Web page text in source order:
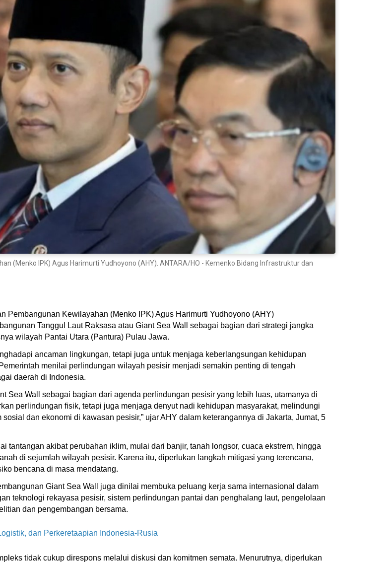
(Menko IPK) Agus Harimurti Yudhoyono (AHY). ANTARA/HO - Kemenko Bidang Infrastruktur dan
Pembangunan Kewilayahan (Menko IPK) Agus Harimurti Yudhoyono (AHY)
Tanggul Laut Raksasa atau Giant Sea Wall sebagai bagian dari strategi jangka
wilayah Pantai Utara (Pantura) Pulau Jawa.
ancaman lingkungan, tetapi juga untuk menjaga keberlangsungan kehidupan
menilai perlindungan wilayah pesisir menjadi semakin penting di tengah
daerah di Indonesia.
Sea Wall sebagai bagian dari agenda perlindungan pesisir yang lebih luas, utamanya di
perlindungan fisik, tetapi juga menjaga denyut nadi kehidupan masyarakat, melindungi
dan ekonomi di kawasan pesisir,” ujar AHY dalam keterangannya di Jakarta, Jumat, 5
tantangan akibat perubahan iklim, mulai dari banjir, tanah longsor, cuaca ekstrem, hingga
di sejumlah wilayah pesisir. Karena itu, diperlukan langkah mitigasi yang terencana,
bencana di masa mendatang.
Giant Sea Wall juga dinilai membuka peluang kerja sama internasional dalam
teknologi rekayasa pesisir, sistem perlindungan pantai dan penghalang laut, pengelolaan
dan pengembangan bersama.
dan Perkeretaapian Indonesia-Rusia
tidak cukup direspons melalui diskusi dan komitmen semata. Menurutnya, diperlukan